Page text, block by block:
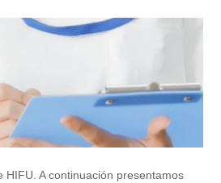
HIFU. A continuación presentamos